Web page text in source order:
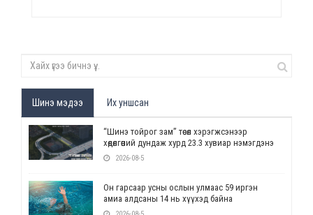
Шинэ мэдээ Их уншсан
“Шинэ тойрог зам” төсөл хэрэгжсэнээр
хөдөлгөөний дундаж хурд 23.3 хувиар нэмэгдэнэ
2026-08-5
Он гарсаар усны ослын улмаас 59 иргэн
амиа алдсаны 14 нь хүүхэд байна